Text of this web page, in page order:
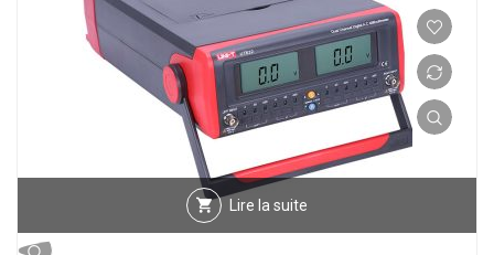
Lire la suite